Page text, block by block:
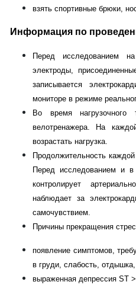
взять спортивные брюки,
Информация по
Перед исследованием
электроды, присо­
записывается
мониторе в режиме
Во время нагрузочного
велотренажера.
На
возрастать нагрузка.
Продолжительность
Перед исследо­ванием и в
контролирует
наблюдает за
самочувствием.
Причины прекращения
появление симптомов,
в груди, слабость,
выраженная депрессия ST